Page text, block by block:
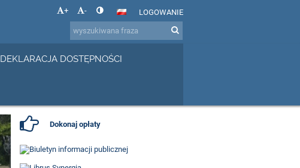
+ - LOGOWANIE
DEKLARACJA DOSTĘPNOŚCI
Dokonaj opłaty